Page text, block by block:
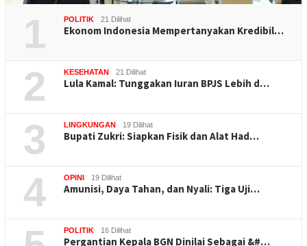
1 POLITIK 21 Dilihat
Ekonom Indonesia Mempertanyakan Kredibil…
2 KESEHATAN 21 Dilihat
Lula Kamal: Tunggakan Iuran BPJS Lebih d…
3 LINGKUNGAN 19 Dilihat
Bupati Zukri: Siapkan Fisik dan Alat Had…
4 OPINI 19 Dilihat
Amunisi, Daya Tahan, dan Nyali: Tiga Uji…
POLITIK 16 Dilihat
Pergantian Kepala BGN Dinilai Sebagai &#…